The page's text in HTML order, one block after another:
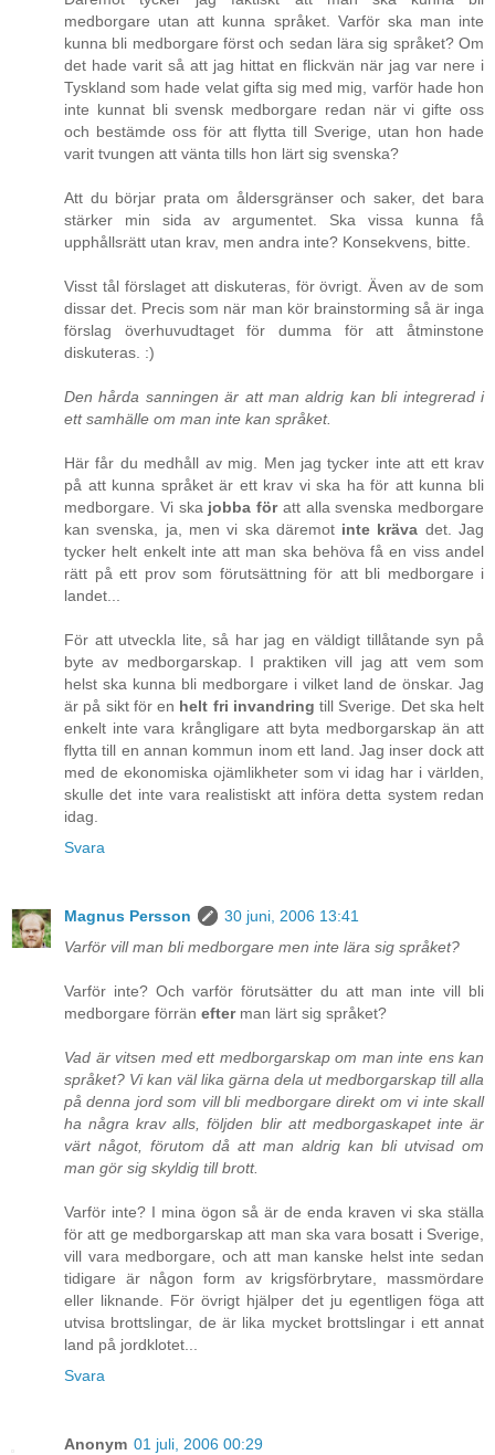
medborgare utan att kunna språket. Varför ska man inte
kunna bli medborgare först och sedan lära sig språket? Om
det hade varit så att jag hittat en flickvän när jag var nere i
Tyskland som hade velat gifta sig med mig, varför hade hon
inte kunnat bli svensk medborgare redan när vi gifte oss
och bestämde oss för att flytta till Sverige, utan hon hade
varit tvungen att vänta tills hon lärt sig svenska?
Att du börjar prata om åldersgränser och saker, det bara
stärker min sida av argumentet. Ska vissa kunna få
upphållsrätt utan krav, men andra inte? Konsekvens, bitte.
Visst tål förslaget att diskuteras, för övrigt. Även av de som
dissar det. Precis som när man kör brainstorming så är inga
förslag överhuvudtaget för dumma för att åtminstone
diskuteras. :)
Den hårda sanningen är att man aldrig kan bli integrerad i
ett samhälle om man inte kan språket.
Här får du medhåll av mig. Men jag tycker inte att ett krav
på att kunna språket är ett krav vi ska ha för att kunna bli
medborgare. Vi ska jobba föratt alla svenska medborgare
kan svenska, ja, men vi ska däremot inte kräva det. Jag
tycker helt enkelt inte att man ska behöva få en viss andel
rätt på ett prov som förutsättning för att bli medborgare i
landet...
För att utveckla lite, så har jag en väldigt tillåtande syn på
byte av medborgarskap. I praktiken vill jag att vem som
helst ska kunna bli medborgare i vilket land de önskar. Jag
är på sikt för en helt fri invandring till Sverige. Det ska helt
enkelt inte vara krångligare att byta medborgarskap än att
flytta till en annan kommun inom ett land. Jag inser dock att
med de ekonomiska ojämlikheter som vi idag har i världen,
skulle det inte vara realistiskt att införa detta system redan
idag.
Svara
Magnus Persson
30 juni, 2006 13:41
Varför vill man bli medborgare men inte lära sig språket?
Varför inte? Och varför förutsätter du att man inte vill bli
medborgare förrän efterman lärt sig språket?
Vad är vitsen med ett medborgarskap om man inte ens kan
språket? Vi kan väl lika gärna dela ut medborgarskap till alla
på denna jord som vill bli medborgare direkt om vi inte skall
ha några krav alls, följden blir att medborgaskapet inte är
värt något, förutom då att man aldrig kan bli utvisad om
man gör sig skyldig till brott.
Varför inte? I mina ögon så är de enda kraven vi ska ställa
för att ge medborgarskap att man ska vara bosatt i Sverige,
vill vara medborgare, och att man kanske helst inte sedan
tidigare är någon form av krigsförbrytare, massmördare
eller liknande. För övrigt hjälper det ju egentligen föga att
utvisa brottslingar, de är lika mycket brottslingar i ett annat
land på jordklotet...
Svara
Anonym 01 juli, 2006 00:29